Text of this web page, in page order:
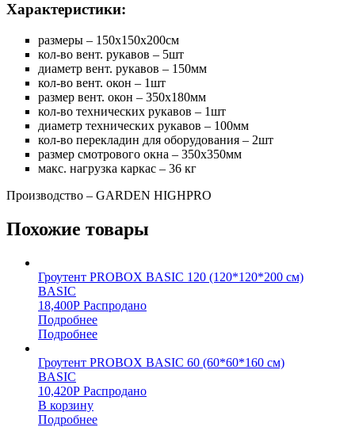
Характеристики:
размеры – 150х150х200см
кол-во вент. рукавов – 5шт
диаметр вент. рукавов – 150мм
кол-во вент. окон – 1шт
размер вент. окон – 350х180мм
кол-во технических рукавов – 1шт
диаметр технических рукавов – 100мм
кол-во перекладин для оборудования – 2шт
размер смотрового окна – 350х350мм
макс. нагрузка каркас – 36 кг
Производство – GARDEN HIGHPRO
Похожие товары
Гроутент PROBOX BASIC 120 (120*120*200 см)
BASIC
18,400Р Распродано
Подробнее
Подробнее
Гроутент PROBOX BASIC 60 (60*60*160 см)
BASIC
10,420Р Распродано
В корзину
Подробнее